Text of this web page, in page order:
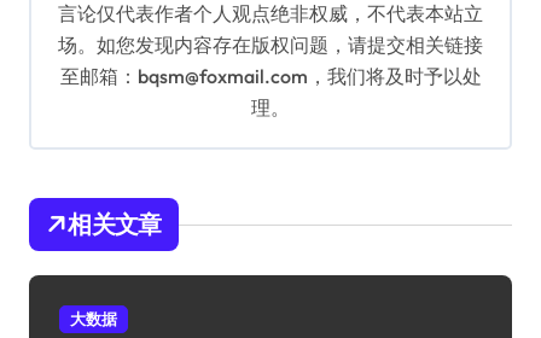
言论仅代表作者个人观点绝非权威，不代表本站立
场。如您发现内容存在版权问题，请提交相关链接
至邮箱：bqsm@foxmail.com，我们将及时予以处
理。
相关文章
大数据